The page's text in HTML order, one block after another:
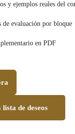
y ejemplos reales del
de evaluación por bloque
en PDF
de deseos